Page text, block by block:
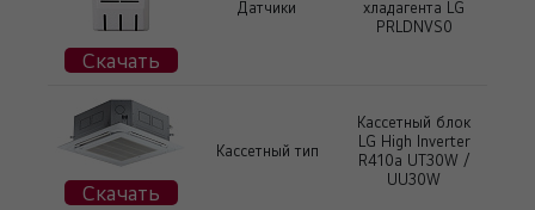
Скачать
Датчики
хладагента LG
PRLDNVS0
Скачать
Кассетный тип
Кассетный блок
LG High Inverter
R410a UT30W /
UU30W